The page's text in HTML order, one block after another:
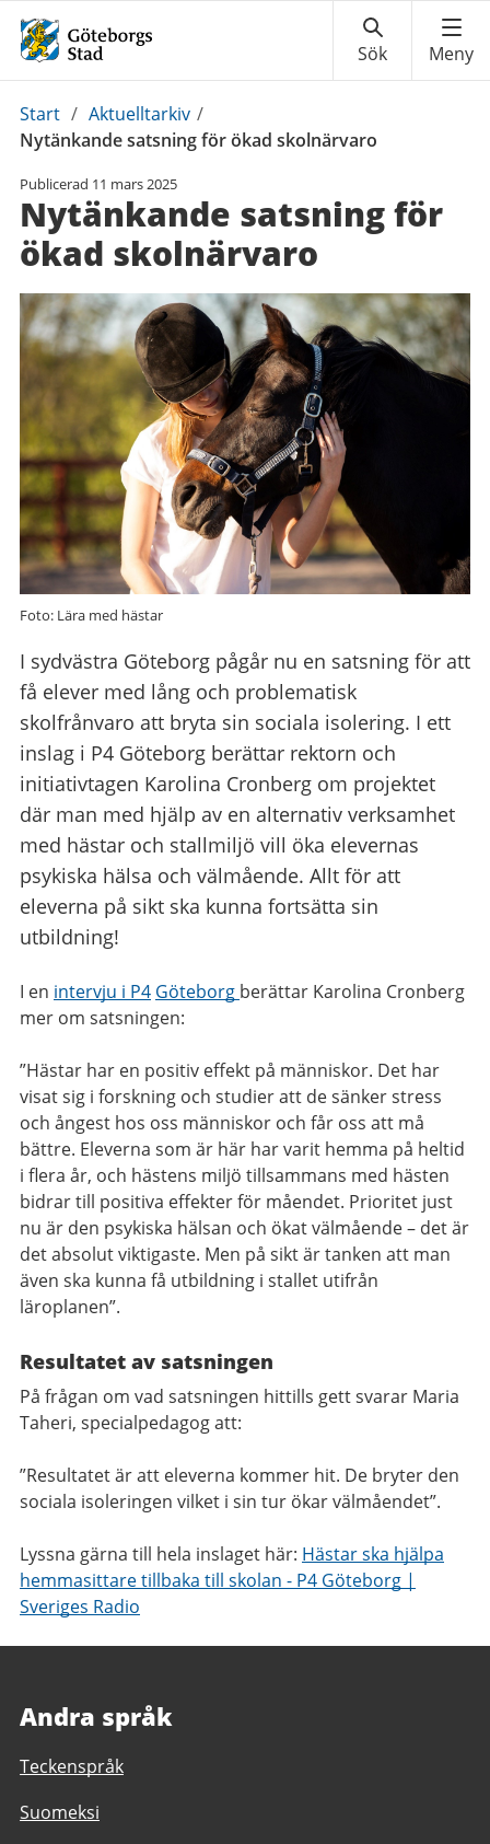
Du
är
Start / Aktuelltarkiv /
Nytänkande satsning för ökad skolnärvaro
Publicerad 11 mars 2025
Nytänkande satsning för
ökad skolnärvaro
Foto: Lära med hästar
I sydvästra Göteborg pågår nu en satsning för att
få elever med lång och problematisk
skolfrånvaro att bryta sin sociala isolering. I ett
inslag i P4 Göteborg berättar rektorn och
initiativtagen Karolina Cronberg om projektet
där man med hjälp av en alternativ verksamhet
med hästar och stallmiljö vill öka elevernas
psykiska hälsa och välmående. Allt för att
eleverna på sikt ska kunna fortsätta sin
utbildning!
I en intervju i P4 Göteborg berättar Karolina Cronberg
mer om satsningen:
”Hästar har en positiv effekt på människor. Det har
visat sig i forskning och studier att de sänker stress
och ångest hos oss människor och får oss att må
bättre. Eleverna som är här har varit hemma på heltid
i flera år, och hästens miljö tillsammans med hästen
bidrar till positiva effekter för måendet. Prioritet just
nu är den psykiska hälsan och ökat välmående – det är
det absolut viktigaste. Men på sikt är tanken att man
även ska kunna få utbildning i stallet utifrån
läroplanen”.
Resultatet av satsningen
På frågan om vad satsningen hittills gett svarar Maria
Taheri, specialpedagog att:
”Resultatet är att eleverna kommer hit. De bryter den
sociala isoleringen vilket i sin tur ökar välmåendet”.
Lyssna gärna till hela inslaget här: Hästar ska hjälpa
hemmasittare tillbaka till skolan - P4 Göteborg |
Sveriges Radio
Andra språk
Teckenspråk
Suomeksi